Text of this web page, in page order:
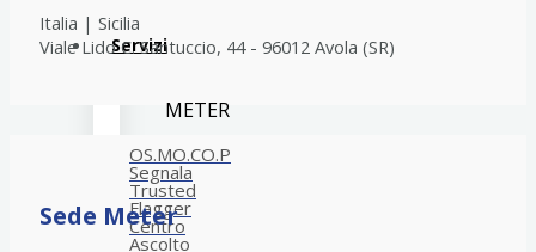
Servizi
METER
OS.MO.CO.P
Segnala
Trusted
Flagger
Centro
Ascolto
Italia | Sicilia
Viale Lido C. Santuccio, 44 - 96012 Avola (SR)
Sede Meter